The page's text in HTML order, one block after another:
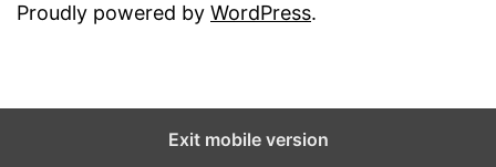
Proudly powered by WordPress.
Exit mobile version